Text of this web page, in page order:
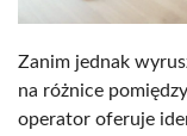
Zanim jednak
na różnice
operator oferuje